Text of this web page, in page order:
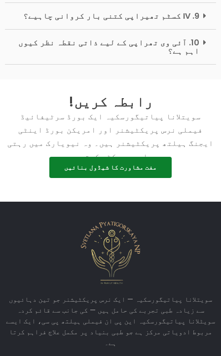
9. IV کسٹم تھیراپی کتنی بار کروانی چاہیے؟
10. آئی وی تھراپی کے لیے ذاتی نقطہ نظر کیوں
اہم ہے؟
رابطہ کریں!
سویتلانا پیاتیگورسکیہ ایک بورڈ سرٹیفائیڈ
فیملی نرس پریکٹیشنر اور امریکن بورڈ اینٹی
ایجنگ ہیلتھ پریکٹیشنر ہیں۔ وہ نیویارک میں رہتی
ہیں اور پریکٹس کرتی ہیں۔.
مفت مشاورت کا شیڈول بنائیں
سویتلانا پیاتیگورسکیہ — ایک نرس پریکٹیشنر جو تین دہائیوں
سے زیادہ طبی تجربے کی حامل ہیں — کی جانب سے قائم کردہ
سویٹلانا پیاتیگورسکیہ این پی ان فیملی ہیلتھ پی سی، ایک ایسے
مربوط ادویاتی مرکز ہے جو طبی بنیاد پر مکمل علاج فراہم کرتا
ہے۔